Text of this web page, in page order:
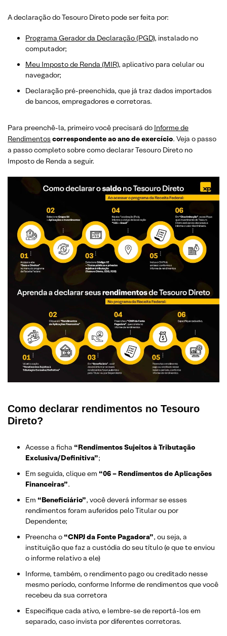
A declaração do Tesouro Direto pode ser feita por:
Programa Gerador da Declaração (PGD), instalado no
computador;
Meu Imposto de Renda (MIR), aplicativo para celular ou
navegador;
Declaração pré-preenchida, que já traz dados importados
de bancos, empregadores e corretoras.
Para preenchê-la, primeiro você precisará do Informe de
Rendimentos correspondente ao ano de exercício. Veja o passo
a passo completo sobre como declarar Tesouro Direto no
Imposto de Renda a seguir.
Como declarar rendimentos no Tesouro
Direto?
Acesse a ficha “Rendimentos Sujeitos à Tributação
Exclusiva/Definitiva”;
Em seguida, clique em “06 – Rendimentos de Aplicações
Financeiras”.
Em “Beneficiário”, você deverá informar se esses
rendimentos foram auferidos pelo Titular ou por
Dependente;
Preencha o“CNPJ da Fonte Pagadora”, ou seja, a
instituição que faz a custódia do seu título (e que te enviou
o informe relativo a ele)
Informe, também, o rendimento pago ou creditado nesse
mesmo período, conforme Informe de rendimentos que você
recebeu da sua corretora
Especifique cada ativo, e lembre-se de reportá-los em
separado, caso invista por diferentes corretoras.